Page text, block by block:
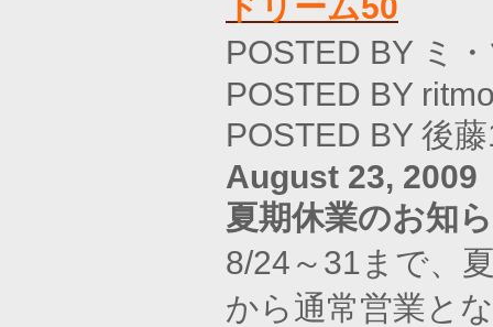
POSTED BY ミ
POSTED BY
POSTED BY 後
August 23, 2009
夏期休業のお知
8/24～31まで、
から通常営業と